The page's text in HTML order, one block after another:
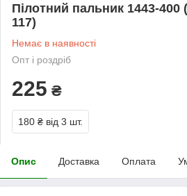
Пілотний пальник 1443-400
117)
Немає в наявності
Опт і роздріб
225 ₴
180 ₴ від 3 шт.
Опис Доставка Оплата